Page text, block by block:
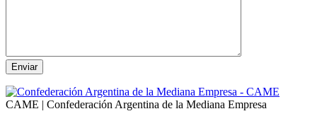
CAME | Confederación Argentina de la Mediana Empresa